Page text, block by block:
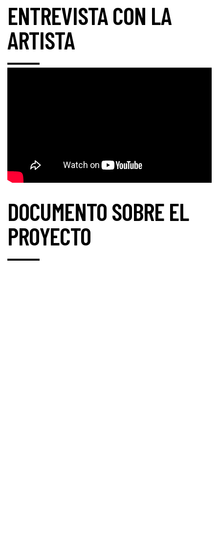
ENTREVISTA CON LA
ARTISTA
DOCUMENTO SOBRE EL
PROYECTO